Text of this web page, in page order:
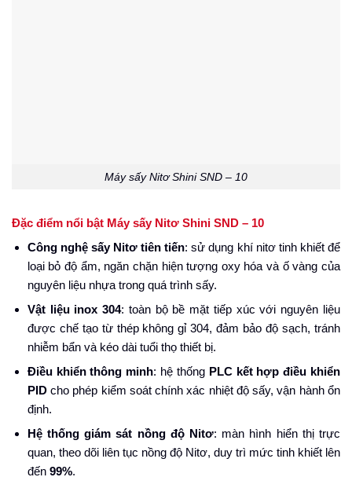
Máy sấy Nitơ Shini SND – 10
Đặc điểm nổi bật Máy sấy Nitơ Shini SND – 10
Công nghệ sấy Nitơ tiên tiến: sử dụng khí nitơ tinh khiết để
loại bỏ độ ẩm, ngăn chặn hiện tượng oxy hóa và ố vàng của
nguyên liệu nhựa trong quá trình sấy.
Vật liệu inox 304: toàn bộ bề mặt tiếp xúc với nguyên liệu
được chế tạo từ thép không gỉ 304, đảm bảo độ sạch, tránh
nhiễm bẩn và kéo dài tuổi thọ thiết bị.
Điều khiển thông minh: hệ thống PLC kết hợp điều khiển
PIDcho phép kiểm soát chính xác nhiệt độ sấy, vận hành ổn
định.
Hệ thống giám sát nồng độ Nitơ: màn hình hiển thị trực
quan, theo dõi liên tục nồng độ Nitơ, duy trì mức tinh khiết lên
đến 99%.